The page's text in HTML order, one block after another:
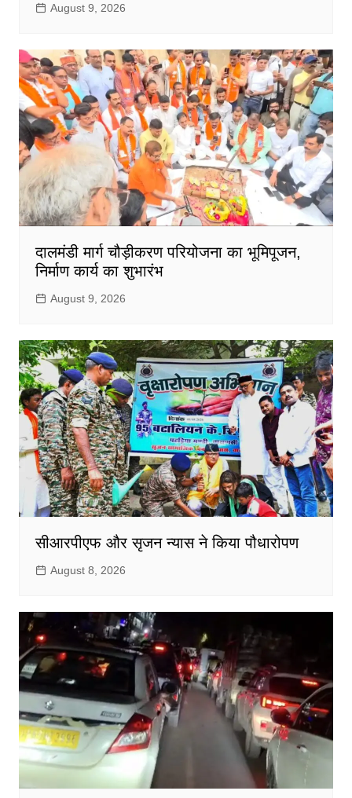
August 9, 2026
दालमंडी मार्ग चौड़ीकरण परियोजना का भूमिपूजन,
निर्माण कार्य का शुभारंभ
August 9, 2026
सीआरपीएफ और सृजन न्यास ने किया पौधारोपण
August 8, 2026